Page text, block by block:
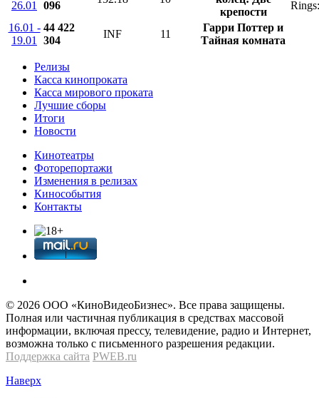
26.01
096
крепости
16.01 -
19.01
44 422
304
INF 11
Гарри Поттер и
Тайная комната
Релизы
Касса кинопроката
Касса мирового проката
Лучшие сборы
Итоги
Новости
Кинотеатры
Фоторепортажи
Изменения в релизах
Кинособытия
Контакты
© 2026 OOО «КиноВидеоБизнес». Все права защищены.
Полная или частичная публикация в средствах массовой
информации, включая прессу, телевидение, радио и Интернет,
возможна только с письменного разрешения редакции.
Поддержка сайта PWEB.ru
Наверх